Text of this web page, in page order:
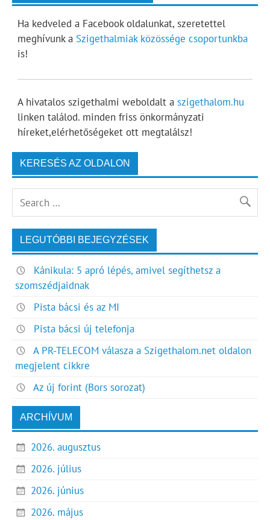
Ha kedveled a Facebook oldalunkat, szeretettel
meghívunk a Szigethalmiak közössége csoportunkba
is!
A hivatalos szigethalmi weboldalt a szigethalom.hu
linken találod. minden friss önkormányzati
híreket,elérhetőségeket ott megtalálsz!
KERESÉS AZ OLDALON
LEGUTÓBBI BEJEGYZÉSEK
Kánikula: 5 apró lépés, amivel segíthetsz a
szomszédjaidnak
Pista bácsi és az MI
Pista bácsi új telefonja
A PR-TELECOM válasza a Szigethalom.net oldalon
megjelent cikkre
Az új forint (Bors sorozat)
ARCHÍVUM
2026. augusztus
2026. július
2026. június
2026. május